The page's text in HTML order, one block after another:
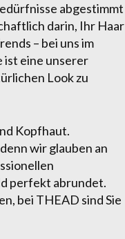
abgestimmt
darin, Ihr Haar
– bei uns im
ist eine unserer
Look zu
Kopfhaut.
wir glauben an
perfekt abrundet.
bei THEAD sind Sie